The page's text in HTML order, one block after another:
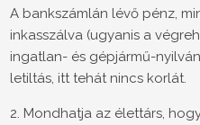
A bankszámlán lévő pénz,
inkasszálva (ugyanis a
ingatlan- és gépjármű-
letiltás, itt tehát nincs korlát.
2. Mondhatja az élettárs,